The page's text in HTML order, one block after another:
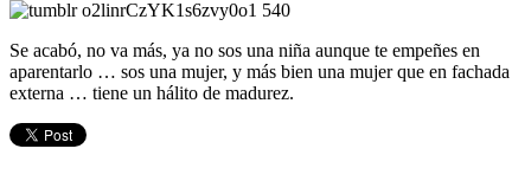
Se acabó, no va más, ya no sos una niña aunque te empeñes en
aparentarlo … sos una mujer, y más bien una mujer que en fachada
externa … tiene un hálito de madurez.